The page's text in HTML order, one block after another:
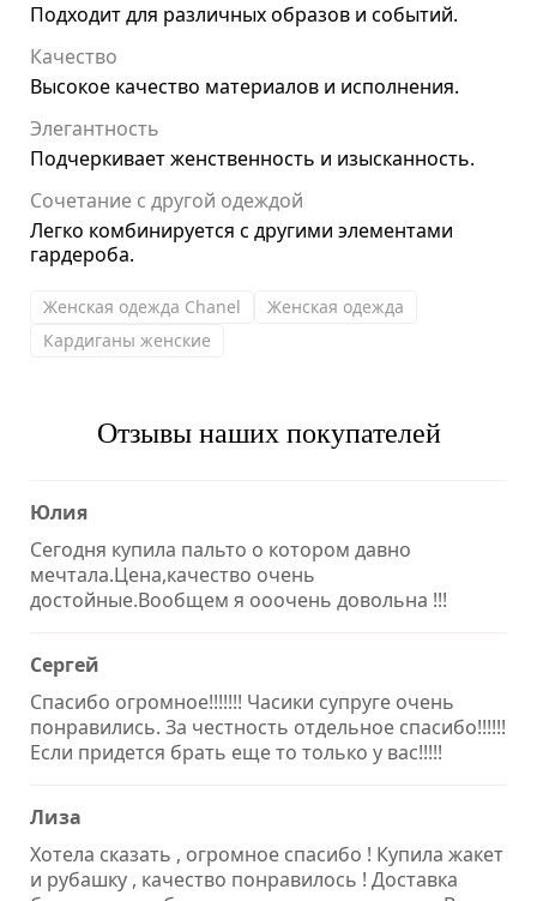
Подходит для различных образов и событий.
Качество
Высокое качество материалов и исполнения.
Элегантность
Подчеркивает женственность и изысканность.
Сочетание с другой одеждой
Легко комбинируется с другими элементами
гардероба.
Женская одежда Chanel
Женская одежда
Кардиганы женские
Отзывы наших покупателей
Юлия
Сегодня купила пальто о котором давно
мечтала.Цена,качество очень
достойные.Вообщем я ооочень довольна !!!
Сергей
Спасибо огромное!!!!!!! Часики супруге очень
понравились. За честность отдельное спасибо!!!!!!
Если придется брать еще то только у вас!!!!!
Лиза
Хотела сказать , огромное спасибо ! Купила жакет
и рубашку , качество понравилось ! Доставка